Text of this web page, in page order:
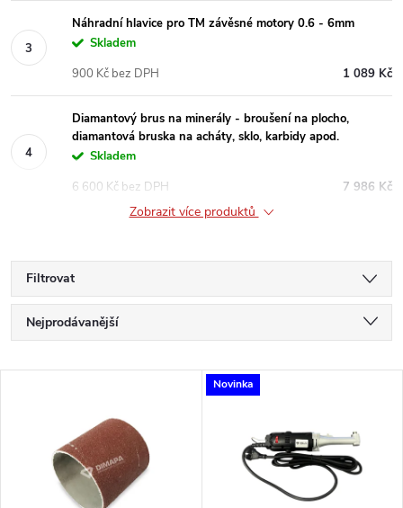
Náhradní hlavice pro TM závěsné motory 0.6 - 6mm
Skladem
1 089 Kč
900 Kč bez DPH
Diamantový brus na minerály - broušení na plocho,
diamantová bruska na acháty, sklo, karbidy apod.
Skladem
7 986 Kč
6 600 Kč bez DPH
Zobrazit více produktů
Filtrovat
Ř
a
Nejprodávanější
Novinka